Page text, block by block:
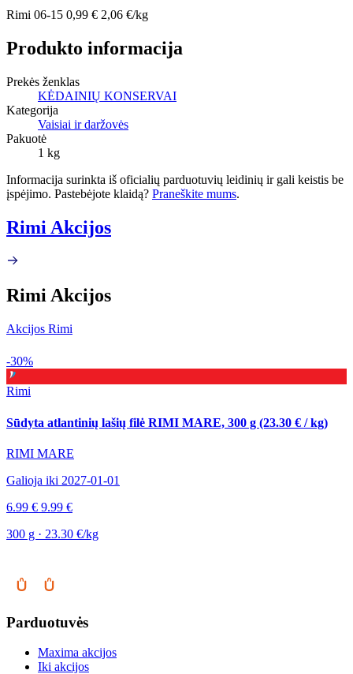
Rimi 06-15 0,99 € 2,06 €/kg
Produkto informacija
Prekės ženklas
KĖDAINIŲ KONSERVAI
Kategorija
Vaisiai ir daržovės
Pakuotė
1 kg
Informacija surinkta iš oficialių parduotuvių leidinių ir gali keistis be
įspėjimo. Pastebėjote klaidą? Praneškite mums.
Rimi Akcijos
Rimi Akcijos
Akcijos Rimi
-30%
Rimi
Sūdyta atlantinių lašių filė RIMI MARE, 300 g (23.30 € / kg)
RIMI MARE
Galioja iki 2027-01-01
6.99 € 9.99 €
300 g · 23.30 €/kg
Parduotuvės
Maxima akcijos
Iki akcijos